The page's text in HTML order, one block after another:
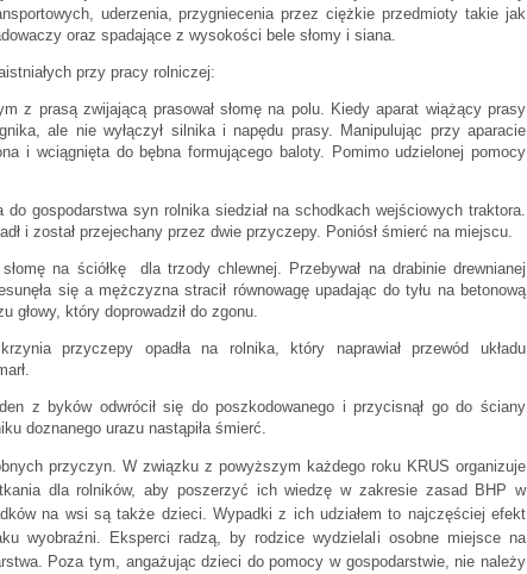
uderzenia, przygniecenia przez ciężkie przedmioty takie jak
oraz spadające z wysokości bele słomy i siana.
przy pracy rolniczej:
z prasą zwijającą prasował słomę na polu. Kiedy aparat wiążący prasy
ale nie wyłączył silnika i napędu prasy. Manipulując przy aparacie
i wciągnięta do bębna formującego baloty. Pomimo udzielonej pomocy
gospodarstwa syn rolnika siedział na schodkach wejściowych traktora.
i został przejechany przez dwie przyczepy. Poniósł śmierć na miejscu.
na ściółkę dla trzody chlewnej. Przebywał na drabinie drewnianej
się a mężczyzna stracił równowagę upadając do tyłu na betonową
głowy, który doprowadził do zgonu.
przyczepy opadła na rolnika, który naprawiał przewód układu
z byków odwrócił się do poszkodowanego i przycisnął go do ściany
doznanego urazu nastąpiła śmierć.
przyczyn. W związku z powyższym każdego roku KRUS organizuje
dla rolników, aby poszerzyć ich wiedzę w zakresie zasad BHP w
na wsi są także dzieci. Wypadki z ich udziałem to najczęściej efekt
wyobraźni. Eksperci radzą, by rodzice wydzielali osobne miejsce na
Poza tym, angażując dzieci do pomocy w gospodarstwie, nie należy